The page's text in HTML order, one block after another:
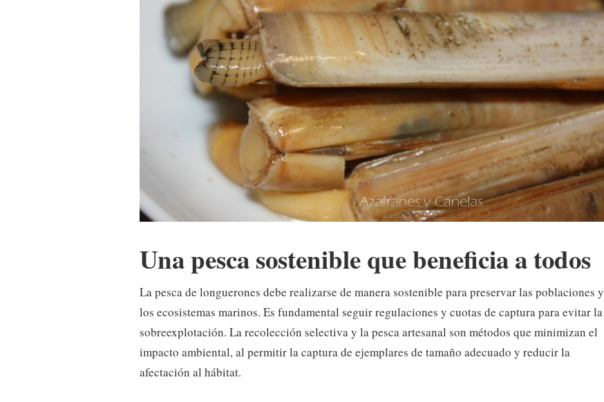
Una pesca sostenible que beneficia a todos
La pesca de longuerones debe realizarse de manera sostenible para preservar las poblaciones y
los ecosistemas marinos. Es fundamental seguir regulaciones y cuotas de captura para evitar la
sobreexplotación. La recolección selectiva y la pesca artesanal son métodos que minimizan el
impacto ambiental, al permitir la captura de ejemplares de tamaño adecuado y reducir la
afectación al hábitat.